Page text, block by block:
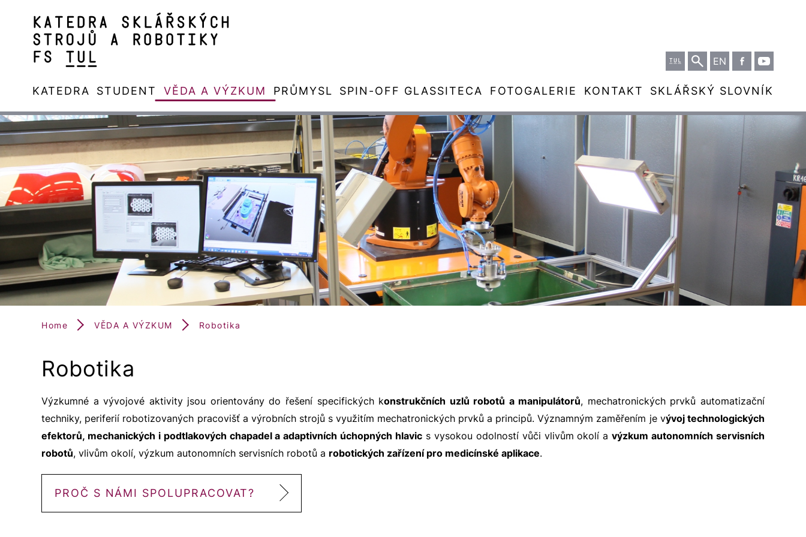
EN
KATEDRA STUDENT VĚDA A VÝZKUM PRŮMYSL SPIN-OFF GLASSITECA FOTOGALERIE KONTAKT SKLÁŘSKÝ SLOVNÍK
Home VĚDA A VÝZKUM Robotika
Robotika
Výzkumné a vývojové aktivity jsou orientovány do řešení specifických konstrukčních uzlů robotů a manipulátorů, mechatronických prvků automatizační
techniky, periferií robotizovaných pracovišť a výrobních strojů s využitím mechatronických prvků a principů. Významným zaměřením je vývoj technologických
efektorů, mechanických i podtlakových chapadel a adaptivních úchopných hlavic s vysokou odolností vůči vlivům okolí avýzkum autonomních servisních
robotů, vlivům okolí, výzkum autonomních servisních robotů a robotických zařízení pro medicínské aplikace.
PROČ S NÁMI SPOLUPRACOVAT?